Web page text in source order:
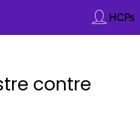
contre
HCPs